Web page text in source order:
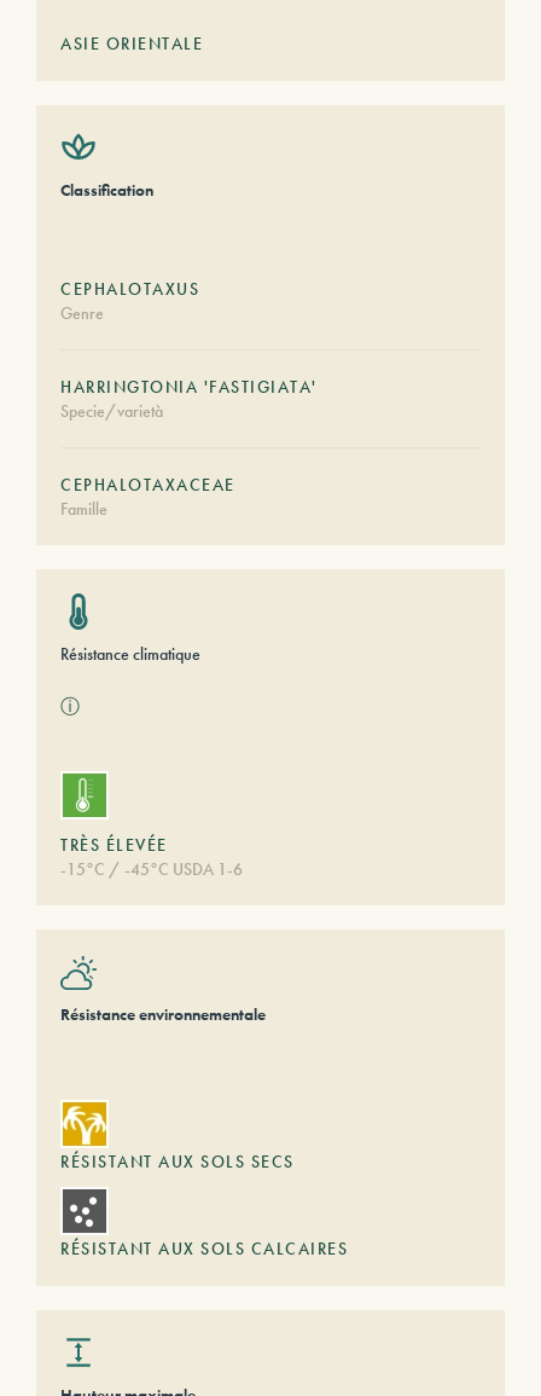
ASIE ORIENTALE
Classification
CEPHALOTAXUS
Genre
HARRINGTONIA 'FASTIGIATA'
Specie/varietà
CEPHALOTAXACEAE
Famille
Résistance climatique
ⓘ
TRÈS ÉLEVÉE
-15°C / -45°C USDA 1-6
Résistance environnementale
RÉSISTANT AUX SOLS SECS
RÉSISTANT AUX SOLS CALCAIRES